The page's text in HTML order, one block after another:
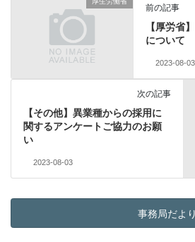
前の記事
【厚労省
について
2023-08-03
次の記事
【その他】異業種からの採⽤に
関するアンケートご協力のお願
い
2023-08-03
事務局だより